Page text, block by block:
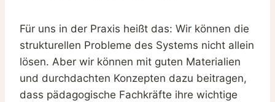
Für uns in der Praxis heißt das: Wir können die
strukturellen Probleme des Systems nicht allein
lösen. Aber wir können mit guten Materialien
und durchdachten Konzepten dazu beitragen,
dass pädagogische Fachkräfte ihre wichtige